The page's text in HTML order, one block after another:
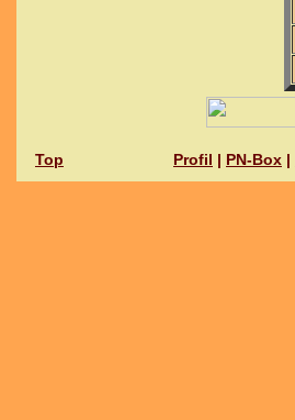
Top Profil | PN-Box |